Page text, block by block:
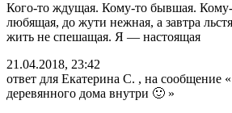
Кого-то ждущая. Кому-то бывшая.
любящая, до жути нежная, а завтра
жить не спешащая. Я — настоящая
21.04.2018, 23:42
ответ для Екатерина С. , на сообщение
деревянного дома внутри 🙂 »